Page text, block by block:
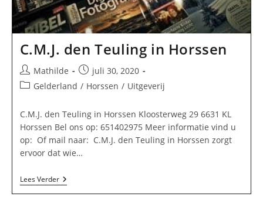
C.M.J. den Teuling in Horssen
Bericht
auteur:
Mathilde
Bericht
gepubliceerd
juli 30, 2020
Berichtcategorie:
Gelderland / Horssen / Uitgeverij
C.M.J. den Teuling in Horssen Kloosterweg 29 6631 KL
Horssen Bel ons op: 651402975 Meer informatie vind u
op: Of mail naar: C.M.J. den Teuling in Horssen zorgt
ervoor dat wie…
Lees VerderC.M.J.
Den